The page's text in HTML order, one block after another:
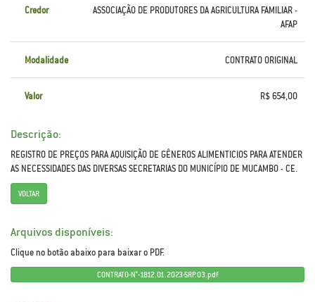
Credor
ASSOCIAÇÃO DE PRODUTORES DA AGRICULTURA FAMILIAR -
AFAP
Modalidade CONTRATO ORIGINAL
Valor R$ 654,00
Descrição:
REGISTRO DE PREÇOS PARA AQUISIÇÃO DE GÊNEROS ALIMENTICIOS PARA ATENDER
AS NECESSIDADES DAS DIVERSAS SECRETARIAS DO MUNICÍPIO DE MUCAMBO - CE.
VOLTAR
Arquivos disponíveis:
Clique no botão abaixo para baixar o PDF.
CONTRATO-N°-1812.01.2023-SRP.03.pdf